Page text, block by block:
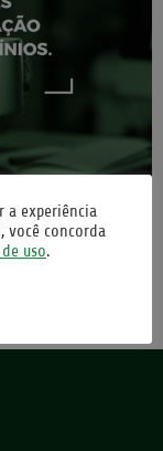
incorporação de
dos clientes. Em
diretor comercial
as tendências e
a experiência
você concorda
uso.